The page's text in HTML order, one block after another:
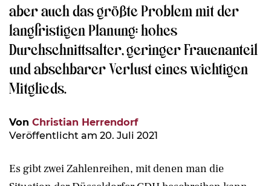
aber auch das größte Problem mit der
langfristigen Planung: hohes
Durchschnittsalter, geringer Frauenanteil
und absehbarer Verlust eines wichtigen
Mitglieds.
Von Christian Herrendorf
Veröffentlicht am 20. Juli 2021
Es gibt zwei Zahlenreihen, mit denen man die